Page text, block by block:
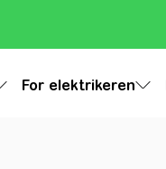
For elektrikeren